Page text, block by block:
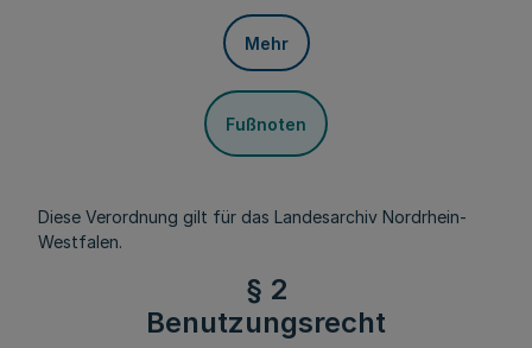
Mehr
Fußnoten
Diese Verordnung gilt für das Landesarchiv Nordrhein-
Westfalen.
§ 2
Benutzungsrecht